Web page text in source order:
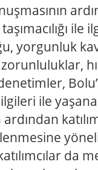
ile
yorgunluk
ile
da